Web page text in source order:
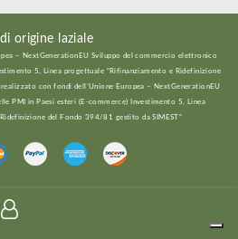
origine laziale
– NextGenerationEU Sviluppo del commercio elettronico
5, Linea progettuale “Rifinanziamento e Ridefinizione
con fondi dell’Unione Europea – NextGenerationEU
PMI in Paesi esteri (E-commerce) Investimento 5, Linea
del Fondo 394/81 gestito da SIMEST”